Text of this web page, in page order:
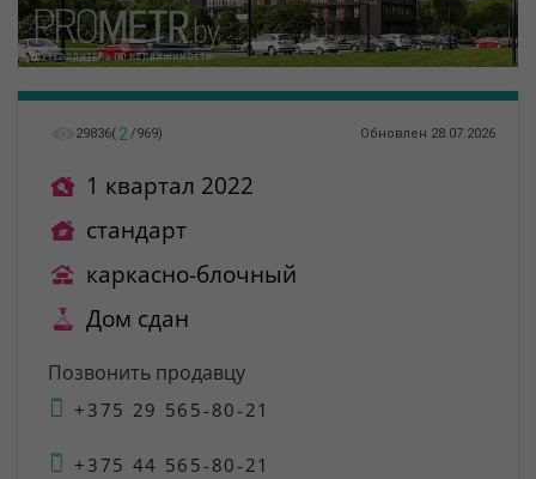
29836( 2 /969) Обновлен 28.07.2026
1 квартал 2022
стандарт
каркасно-блочный
Дом сдан
Позвонить продавцу
+375 29 565-80-21
+375 44 565-80-21